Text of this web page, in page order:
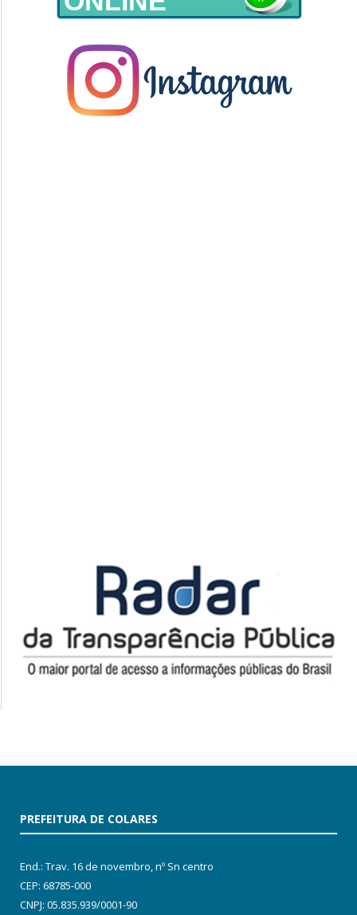
PREFEITURA DE COLARES
End.: Trav. 16 de novembro, nº Sn centro
CEP: 68785-000
CNPJ: 05.835.939/0001-90